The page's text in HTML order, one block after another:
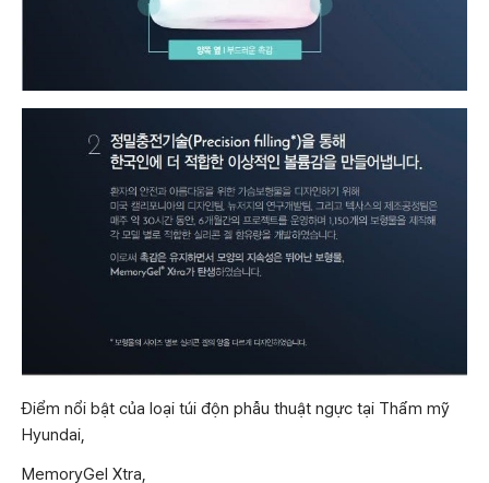
Điểm nổi bật của loại túi độn phẫu thuật ngực tại Thẩm mỹ
Hyundai,
MemoryGel Xtra,